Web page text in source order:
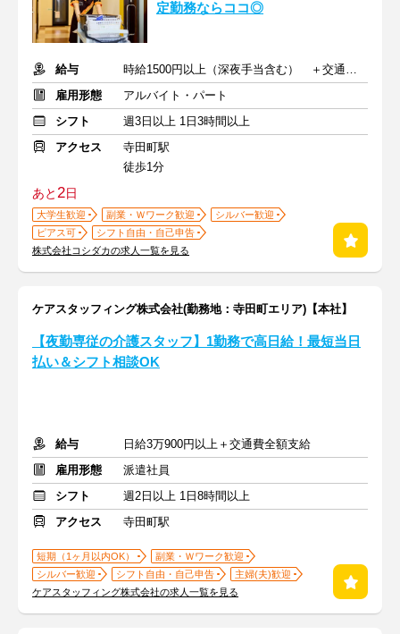
定勤務ならココ◎
給与
時給1500円以上（深夜手当含む） ＋交通費支給
雇用形態
アルバイト・パート
シフト
週3日以上 1日3時間以上
アクセス
寺田町駅
徒歩1分
あと2日
大学生歓迎 副業・Ｗワーク歓迎
シルバー歓迎
ピアス可
シフト自由・自己申告
株式会社コシダカの求人一覧を見る
ケアスタッフィング株式会社(勤務地：寺田町エリア)【本社】
【夜勤専従の介護スタッフ】1勤務で高日給！最短当日
払い＆シフト相談OK
給与
日給3万900円以上＋交通費全額支給
雇用形態
派遣社員
シフト
週2日以上 1日8時間以上
アクセス
寺田町駅
短期（1ヶ月以内OK）
副業・Ｗワーク歓迎
シルバー歓迎
シフト自由・自己申告
主婦(夫)歓迎
ケアスタッフィング株式会社の求人一覧を見る